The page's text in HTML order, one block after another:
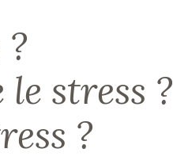
stress ?
?